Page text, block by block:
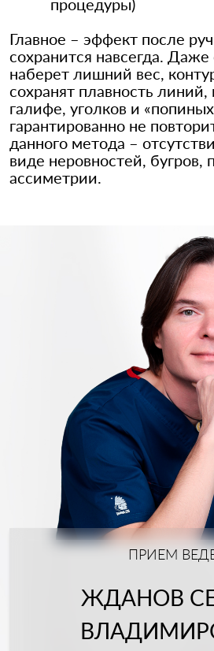
процедуры)
Главное – эффект после
сохранится навсегда.
наберет лишний вес,
сохранят плавность линий,
галифе, уголков и
гарантированно не
данного метода –
виде неровностей, бугров,
ассиметрии.
ПРИЕМ
ЖДАНОВ